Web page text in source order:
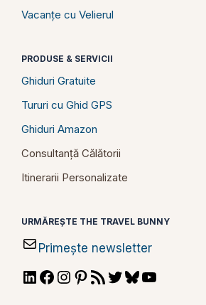
Vacanțe cu Velierul
PRODUSE & SERVICII
Ghiduri Gratuite
Tururi cu Ghid GPS
Ghiduri Amazon
Consultanță Călătorii
Itinerarii Personalizate
URMĂREȘTE THE TRAVEL BUNNY
Primește newsletter
LinkedIn
Facebook
Instagram
Pinterest
RSSTwitterBluesky